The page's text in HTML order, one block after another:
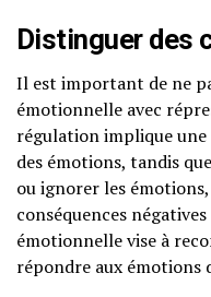
Distinguer des
Il est important de ne
émotionnelle avec
régulation implique
des émotions, tandis
ou ignorer les
conséquences
émotionnelle vise à
répondre aux émotions